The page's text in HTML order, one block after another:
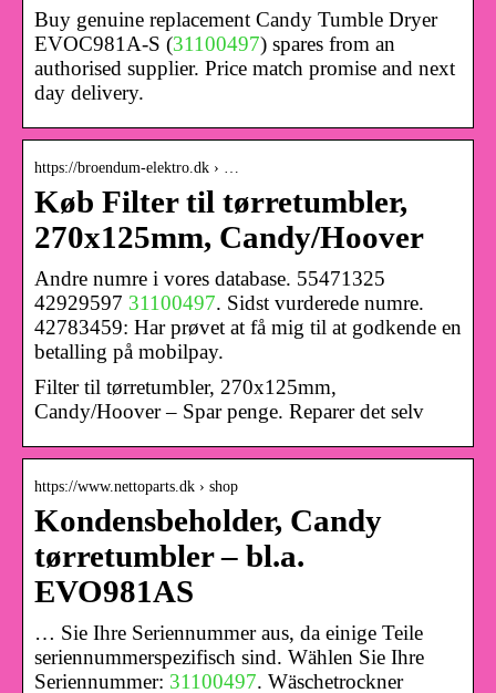
Buy genuine replacement Candy Tumble Dryer
EVOC981A-S (31100497) spares from an
authorised supplier. Price match promise and next
day delivery.
https://broendum-elektro.dk › …
Køb Filter til tørretumbler,
270x125mm, Candy/Hoover
Andre numre i vores database. 55471325
42929597 31100497. Sidst vurderede numre.
42783459: Har prøvet at få mig til at godkende en
betalling på mobilpay.
Filter til tørretumbler, 270x125mm,
Candy/Hoover – Spar penge. Reparer det selv
https://www.nettoparts.dk › shop
Kondensbeholder, Candy
tørretumbler – bl.a.
EVO981AS
… Sie Ihre Seriennummer aus, da einige Teile
seriennummerspezifisch sind. Wählen Sie Ihre
Seriennummer: 31100497. Wäschetrockner